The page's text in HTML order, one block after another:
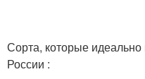
Сорта, которые
России :